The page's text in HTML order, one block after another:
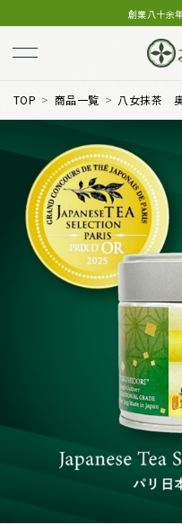
創業八十余
TOP 商品一覧 八女抹茶